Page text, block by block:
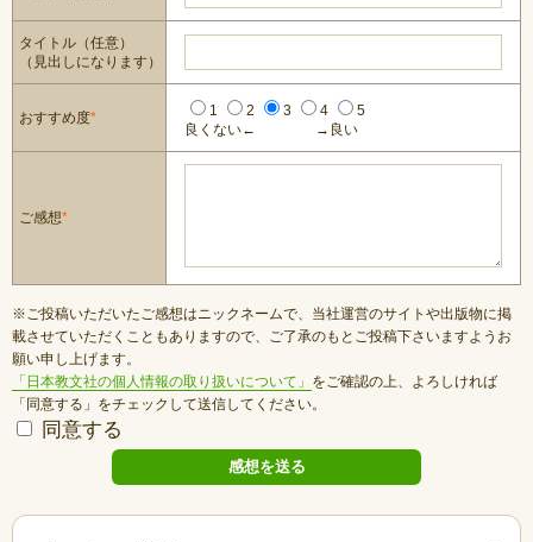
タイトル（任意）
（見出しになります）
おすすめ度* 1 2 3 4
5
良くない←
→良い
ご感想*
※ご投稿いただいたご感想はニックネームで、当社運営のサイトや出版物に掲
載させていただくこともありますので、ご了承のもとご投稿下さいますようお
願い申し上げます。
「日本教文社の個人情報の取り扱いについて」 をご確認の上、よろしければ
「同意する」をチェックして送信してください。
同意する